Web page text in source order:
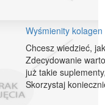
Wyśmienity
Chcesz wiedzieć,
Zdecydowanie
już takie
Skorzystaj